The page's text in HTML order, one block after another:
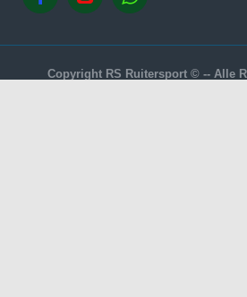
Copyright RS Ruitersport © -- Alle